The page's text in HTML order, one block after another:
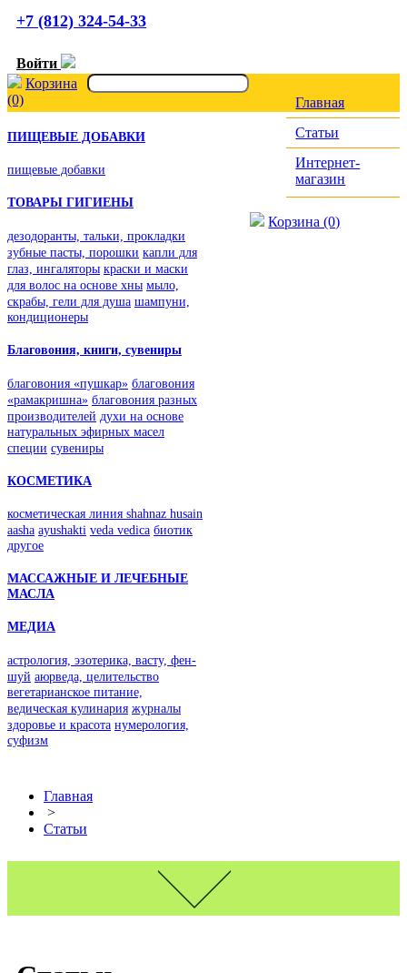
+7 (812) 324-54-33
Войти
Корзина
(0)
Главная
Статьи
Интернет-
магазин
Корзина (0)
ПИЩЕВЫЕ ДОБАВКИ
пищевые добавки
ТОВАРЫ ГИГИЕНЫ
дезодоранты, тальки, прокладки
зубные пасты, порошки капли для
глаз, ингаляторы краски и маски
для волос на основе хны мыло,
скрабы, гели для душа шампуни,
кондиционеры
Благовония, книги, сувениры
благовония «пушкар» благовония
«рамакришна» благовония разных
производителей духи на основе
натуральных эфирных масел
специи сувениры
КОСМЕТИКА
косметическая линия shahnaz husain
aasha ayushakti veda vedica биотик
другое
МАССАЖНЫЕ И ЛЕЧЕБНЫЕ
МАСЛА
МЕДИА
астрология, эзотерика, васту, фен-
шуй аюрведа, целительство
вегетарианское питание,
ведическая кулинария журналы
здоровье и красота нумерология,
суфизм
Главная
>
Статьи